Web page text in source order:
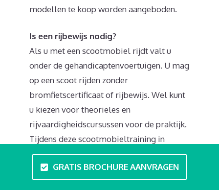
modellen te koop worden aangeboden.
Is een rijbewijs nodig?
Als u met een scootmobiel rijdt valt u
onder de gehandicaptenvoertuigen. U mag
op een scoot rijden zonder
bromfietscertificaat of rijbewijs. Wel kunt
u kiezen voor theorieles en
rijvaardigheidscursussen voor de praktijk.
Tijdens deze scootmobieltraining in
Raalte legt u de basis voor onder andere
verkeerskennis en en leert u veilig
manoeuvreren en sturen. Over het
GRATIS BROCHURE AANVRAGEN